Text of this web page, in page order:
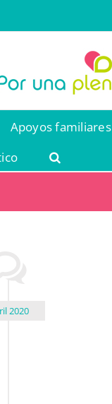
Apoyos familiares
2020